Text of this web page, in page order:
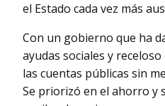
el Estado cada vez más
Con un gobierno que ha
ayudas sociales y
las cuentas públicas sin
Se priorizó en el ahorro y